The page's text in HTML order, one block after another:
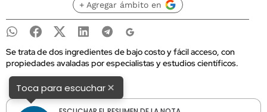
+ Agregar ámbito en
Se trata de dos ingredientes de bajo costo y fácil acceso, con
propiedades avaladas por especialistas y estudios científicos.
Toca para escuchar×